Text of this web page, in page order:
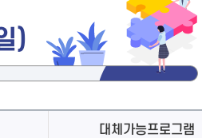
)
대체가능프로그램